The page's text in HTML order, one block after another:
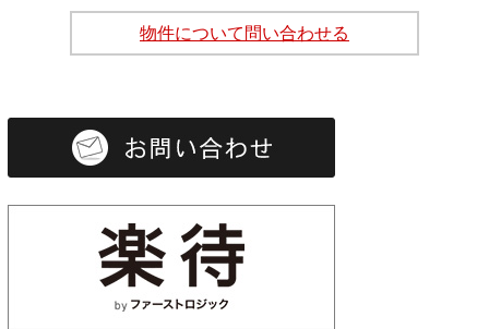
物件について問い合わせる